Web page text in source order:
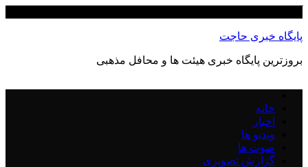
content
پایگاه خبری حاجت
بروزترین پایگاه‌ خبری هیئت ها و محافل مذهبی
خانه
اخبار
ویدیو ها
صوت ها
گزارش تصویری